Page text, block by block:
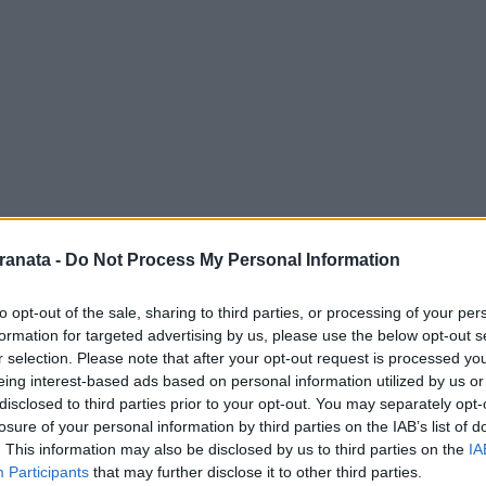
- Do Not Process My Personal Information
opt-out of the sale, sharing to third parties, or processing of your
for targeted advertising by us, please use the below opt-out
selection. Please note that after your opt-out request is processed
interest-based ads based on personal information utilized by us
to third parties prior to your opt-out. You may separately
of your personal information by third parties on the IAB’s list of
This information may also be disclosed by us to third parties on the
Participants that may further disclose it to other third parties.
per il giovane portiere, che è uno dei
sfoggia una buona prestazione, si
alle volte commette ingenuità
lucido, anzi. Perde palloni e duelli